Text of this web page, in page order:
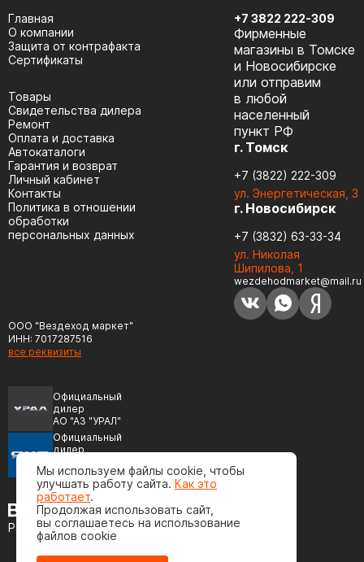
ООО "Вездеход маркет"
ИНН: 7017287516
все реквизиты
Официальный
дилер
АО "АЗ "УРАЛ"
Официальный
дилер
(ЯМЗ)
Разработка сайта
Главная
О компании
Защита от контрафакта
Сертификаты
Товары
Cвидетельства дилера
Ремонт
Оплата и доставка
Автокаталоги
Гарантия и возврат
Личный кабинет
Контакты
Политика в отношении
обработки
персональных данных
+7 3822 222-309
Фирменные
магазины в Томске
и Новосибирске
или отправим
в любой
населенный
пункт РФ
г. Томск
+7 (3822) 222-309
ул. Энергетическая, 3
г. Новосибирск
+7 (3832) 63-33-34
ул. Николая
Шипилова, 1
wezdehodmarket@mail.ru
Мы используем файлы cookie, чтобы
улучшать работу сайта. Как это
работает.
Продолжая использовать сайт,
вы соглашаетесь на использование
файлов cookie